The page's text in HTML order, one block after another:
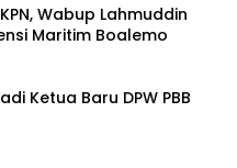
Wabup Lahmuddin
Maritim Boalemo
Ketua Baru DPW PBB